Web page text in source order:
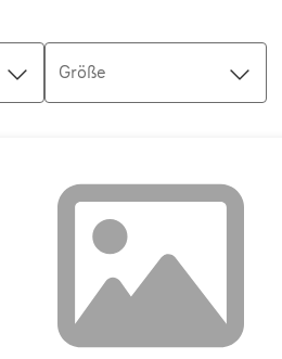
Größe